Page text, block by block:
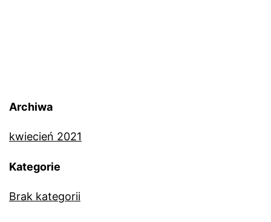
Archiwa
kwiecień 2021
Kategorie
Brak kategorii